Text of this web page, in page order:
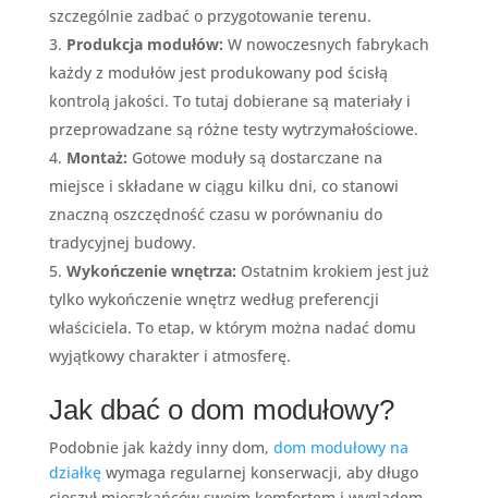
szczególnie zadbać o przygotowanie terenu.
Produkcja modułów: W nowoczesnych fabrykach
każdy z modułów jest produkowany pod ścisłą
kontrolą jakości. To tutaj dobierane są materiały i
przeprowadzane są różne testy wytrzymałościowe.
Montaż: Gotowe moduły są dostarczane na
miejsce i składane w ciągu kilku dni, co stanowi
znaczną oszczędność czasu w porównaniu do
tradycyjnej budowy.
Wykończenie wnętrza: Ostatnim krokiem jest już
tylko wykończenie wnętrz według preferencji
właściciela. To etap, w którym można nadać domu
wyjątkowy charakter i atmosferę.
Jak dbać o dom modułowy?
Podobnie jak każdy inny dom, dom modułowy na
działkęwymaga regularnej konserwacji, aby długo